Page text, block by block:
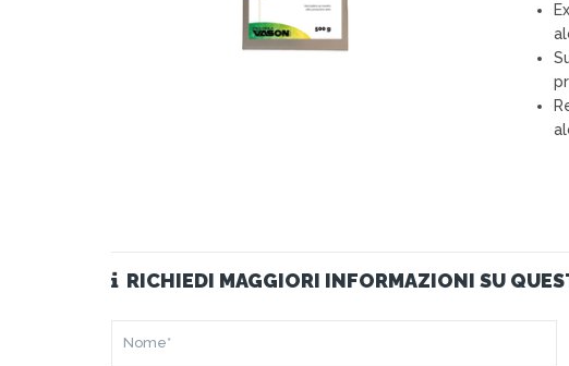
RICHIEDI MAGGIORI INFORMAZIONI SU